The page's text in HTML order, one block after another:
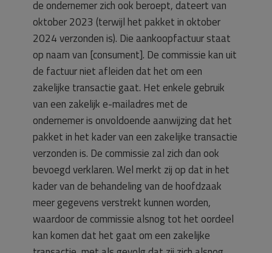
de ondernemer zich ook beroept, dateert van
oktober 2023 (terwijl het pakket in oktober
2024 verzonden is). Die aankoopfactuur staat
op naam van [consument]. De commissie kan uit
de factuur niet afleiden dat het om een
zakelijke transactie gaat. Het enkele gebruik
van een zakelijk e-mailadres met de
ondernemer is onvoldoende aanwijzing dat het
pakket in het kader van een zakelijke transactie
verzonden is. De commissie zal zich dan ook
bevoegd verklaren. Wel merkt zij op dat in het
kader van de behandeling van de hoofdzaak
meer gegevens verstrekt kunnen worden,
waardoor de commissie alsnog tot het oordeel
kan komen dat het gaat om een zakelijke